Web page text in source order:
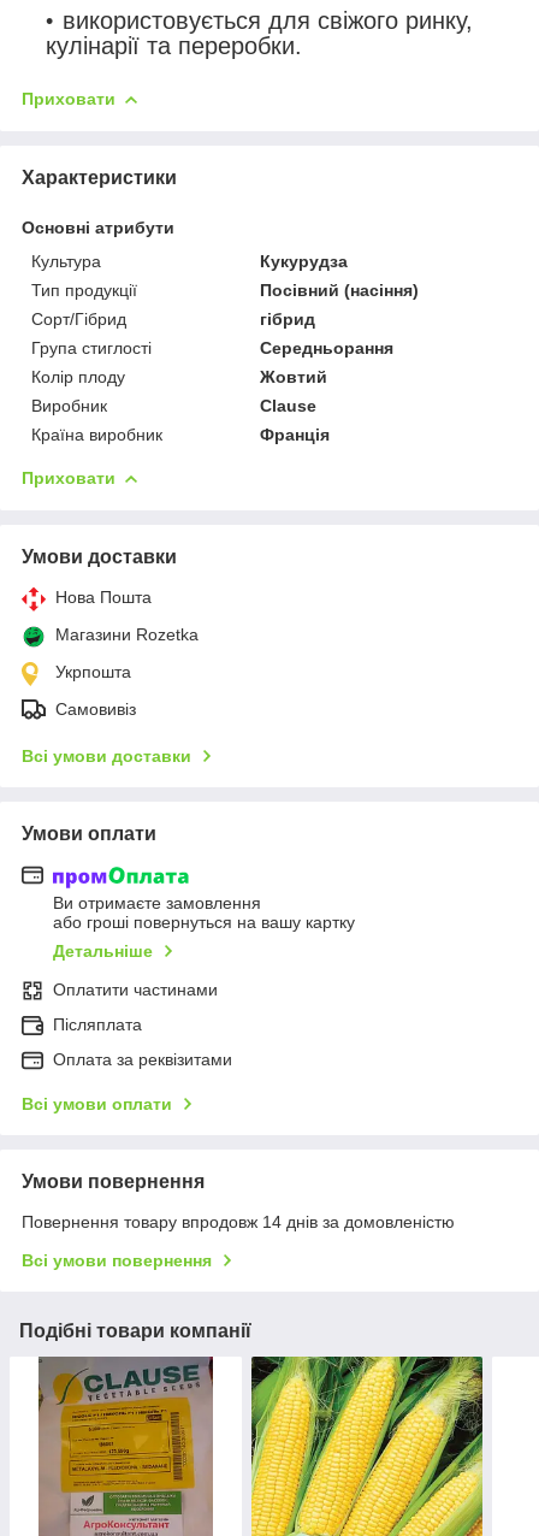
використовується для свіжого ринку,
кулінарії та переробки.
Приховати
Характеристики
Основні атрибути
Культура
Кукурудза
Тип продукції
Посівний (насіння)
Сорт/Гібрид
гібрид
Група стиглості
Середньорання
Колір плоду
Жовтий
Виробник
Clause
Країна виробник
Франція
Приховати
Умови доставки
Нова Пошта
Магазини Rozetka
Укрпошта
Самовивіз
Всі умови доставки
Умови оплати
Ви отримаєте замовлення
або гроші повернуться на вашу картку
Детальніше
Оплатити частинами
Післяплата
Оплата за реквізитами
Всі умови оплати
Умови повернення
Повернення товару впродовж 14 днів за домовленістю
Всі умови повернення
Подібні товари компанії